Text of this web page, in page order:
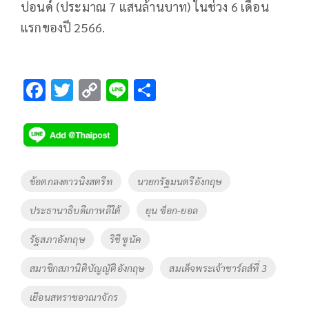
ปอนด์ (ประมาณ 7 แสนล้านบาท) ในช่วง 6 เดือน
แรกของปี 2566.
F
e
b
o
k
T
tt
er
C
p
y
Li
n
k
Li
Tags
ข้อตกลงดาวนิงสตรีท นายกรัฐมนตรีอังกฤษ
ประธานาธิบดีเกาหลีใต้ ยุน ซ็อก-ยอล
รัฐสภาอังกฤษ ริชี ซูนัค
สมาชิกสภานิติบัญญัติอังกฤษ สมเด็จพระเจ้าชาร์ลส์ที่ 3
เยือนสหราชอาณาจักร